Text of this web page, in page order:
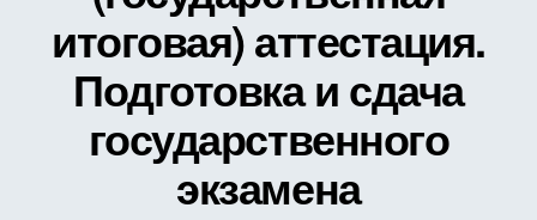
итоговая) аттестация.
Подготовка и сдача
государственного
экзамена